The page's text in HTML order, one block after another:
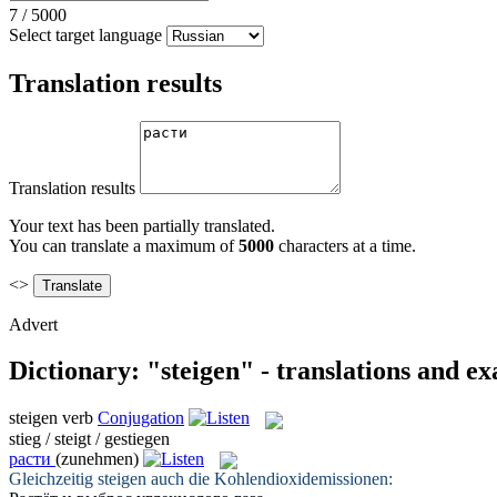
7 / 5000
Select target language
Translation results
Translation results
Your text has been partially translated.
You can translate a maximum of5000 characters at a time.
<>
Advert
Dictionary: "steigen" - translations and
steigen verb Conjugation
stieg / steigt / gestiegen
расти (zunehmen)
Gleichzeitig steigen auch die Kohlendioxidemissionen: